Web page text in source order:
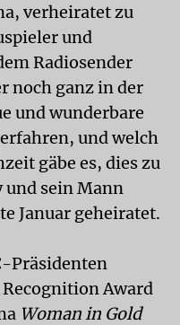
verheiratet zu
und
Radiosender
noch ganz in der
und wunderbare
und welch
gäbe es, dies zu
und sein Mann
Januar geheiratet.
Präsidenten
Award
Woman in Gold